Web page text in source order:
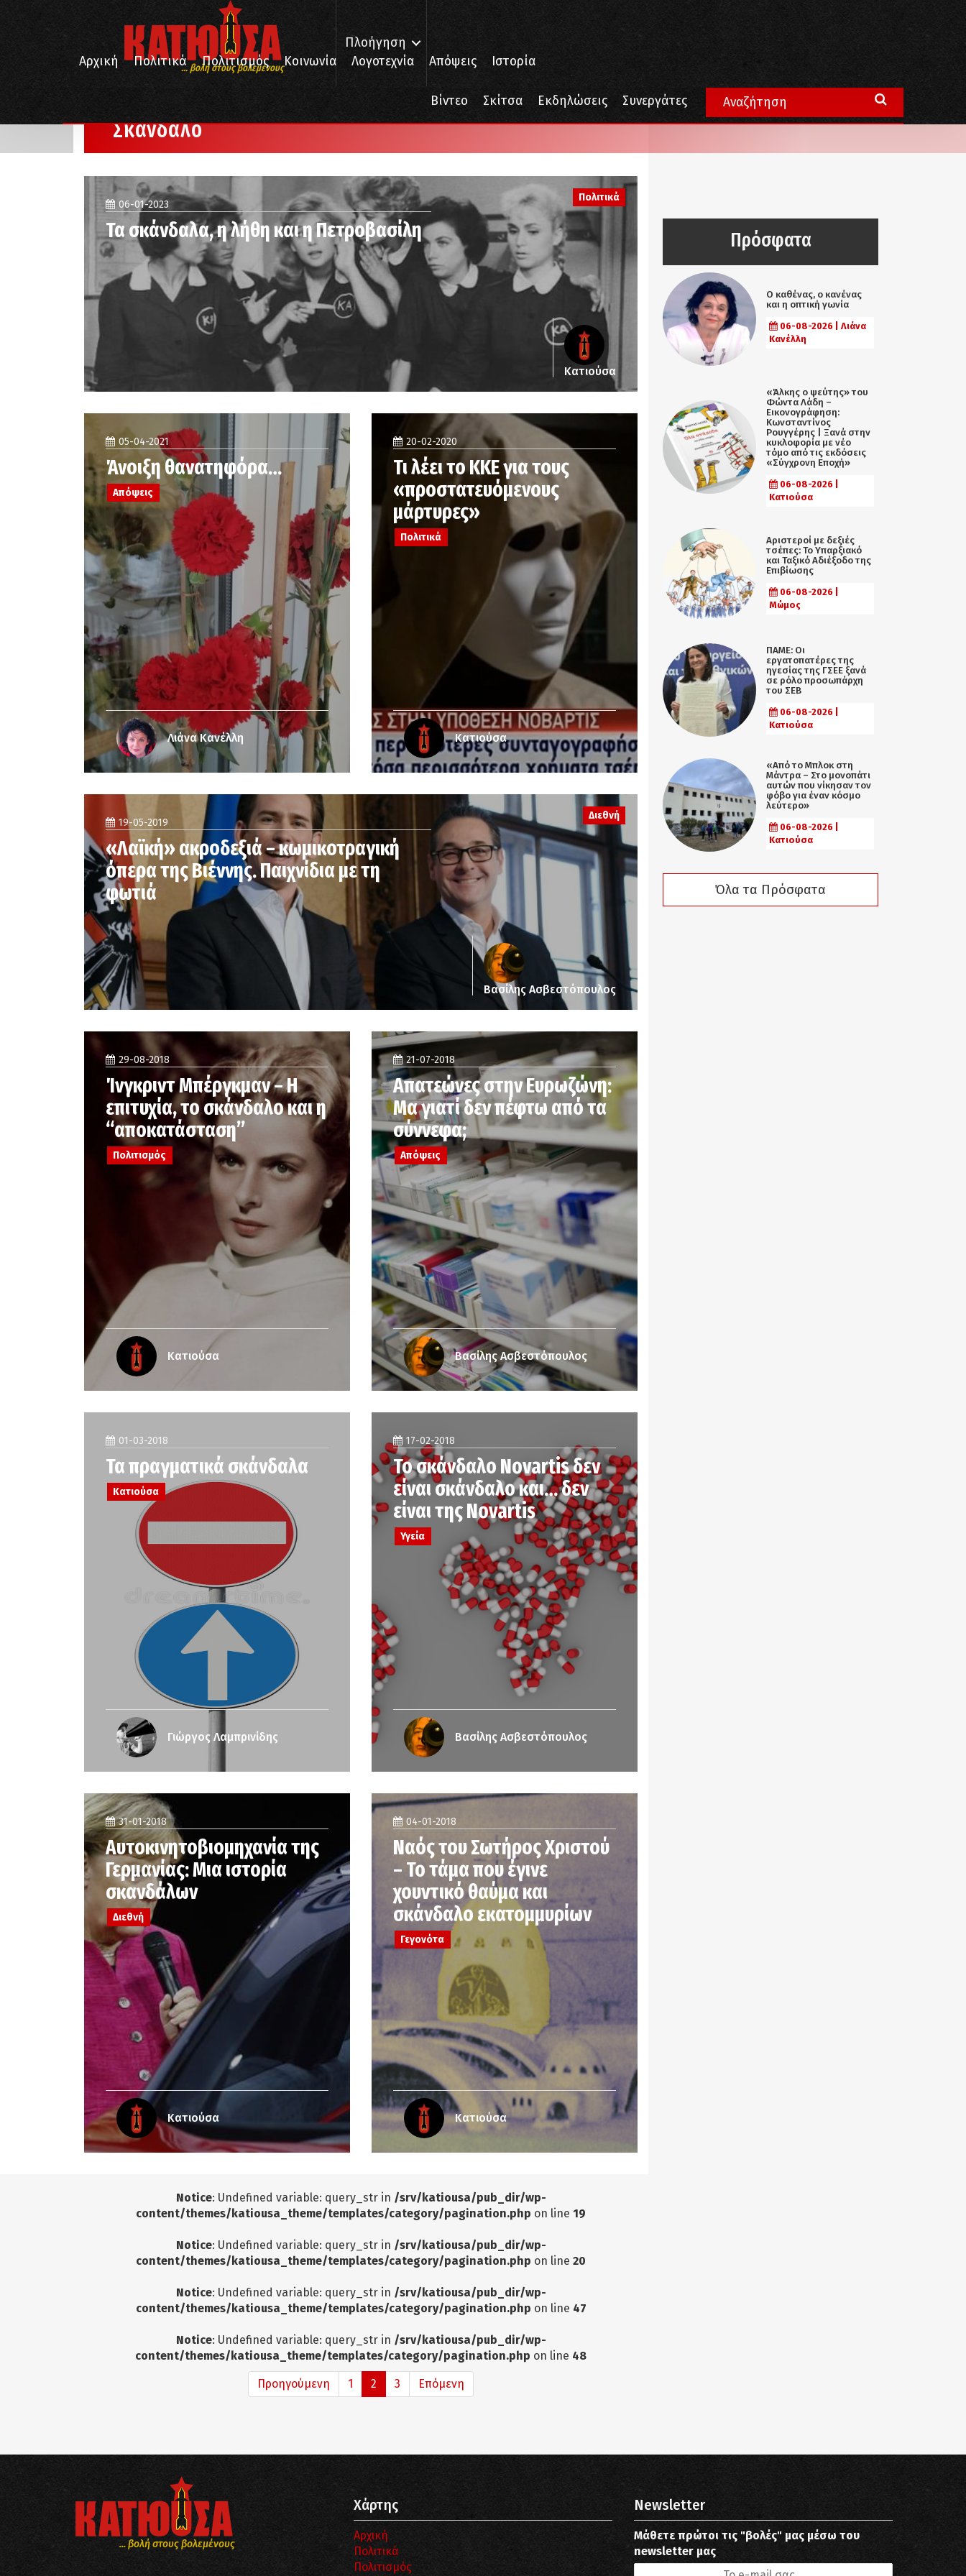
... βολή στους βολεμένους
Πλοήγηση
Αρχική
Πολιτικά Πολιτισμός Κοινωνία Λογοτεχνία Απόψεις Ιστορία
Βίντεο Σκίτσα Εκδηλώσεις Συνεργάτες
Σκάνδαλο
Σκάνδαλο
Πολιτικά
06-01-2023
Τα σκάνδαλα, η λήθη και η Πετροβασίλη
Κατιούσα
05-04-2021
Άνοιξη θανατηφόρα…
Απόψεις
Λιάνα Κανέλλη
20-02-2020
Τι λέει το ΚΚΕ για τους
«προστατευόμενους
μάρτυρες»
Πολιτικά
Κατιούσα
Διεθνή
19-05-2019
«Λαϊκή» ακροδεξιά – κωμικοτραγική
όπερα της Βιέννης. Παιχνίδια με τη
φωτιά
Βασίλης Ασβεστόπουλος
29-08-2018
Ίνγκριντ Μπέργκμαν – Η
επιτυχία, το σκάνδαλο και η
“αποκατάσταση”
Πολιτισμός
Κατιούσα
21-07-2018
Απατεώνες στην Ευρωζώνη:
Μα γιατί δεν πέφτω από τα
σύννεφα;
Απόψεις
Βασίλης Ασβεστόπουλος
01-03-2018
Τα πραγματικά σκάνδαλα
Κατιούσα
Γιώργος Λαμπρινίδης
17-02-2018
Το σκάνδαλο Novartis δεν
είναι σκάνδαλο και… δεν
είναι της Novartis
Υγεία
Βασίλης Ασβεστόπουλος
31-01-2018
Αυτοκινητοβιομηχανία της
Γερμανίας: Μια ιστορία
σκανδάλων
Διεθνή
Κατιούσα
04-01-2018
Ναός του Σωτήρος Χριστού
– Το τάμα που έγινε
χουντικό θαύμα και
σκάνδαλο εκατομμυρίων
Γεγονότα
Κατιούσα
Notice: Undefined variable: query_str in /srv/katiousa/pub_dir/wp-
content/themes/katiousa_theme/templates/category/pagination.php on line 19
Notice: Undefined variable: query_str in /srv/katiousa/pub_dir/wp-
content/themes/katiousa_theme/templates/category/pagination.php on line 20
Notice: Undefined variable: query_str in /srv/katiousa/pub_dir/wp-
content/themes/katiousa_theme/templates/category/pagination.php on line 47
Notice: Undefined variable: query_str in /srv/katiousa/pub_dir/wp-
content/themes/katiousa_theme/templates/category/pagination.php on line 48
Προηγούμενη 1 2 3 Επόμενη
Πρόσφατα
Ο καθένας, ο κανένας
και η οπτική γωνία
06-08-2026 | Λιάνα
Κανέλλη
«Άλκης ο ψεύτης» του
Φώντα Λάδη –
Εικονογράφηση:
Κωνσταντίνος
Ρουγγέρης | Ξανά στην
κυκλοφορία με νέο
τόμο από τις εκδόσεις
«Σύγχρονη Εποχή»
06-08-2026 |
Κατιούσα
Αριστεροί με δεξιές
τσέπες: Το Υπαρξιακό
και Ταξικό Αδιέξοδο της
Επιβίωσης
06-08-2026 |
Μώμος
ΠΑΜΕ: Οι
εργατοπατέρες της
ηγεσίας της ΓΣΕΕ ξανά
σε ρόλο προσωπάρχη
του ΣΕΒ
06-08-2026 |
Κατιούσα
«Από το Μπλοκ στη
Μάντρα – Στο μονοπάτι
αυτών που νίκησαν τον
φόβο για έναν κόσμο
λεύτερο»
06-08-2026 |
Κατιούσα
Όλα τα Πρόσφατα
... βολή στους βολεμένους
Χάρτης
Αρχική
Πολιτικά
Πολιτισμός
Newsletter
Μάθετε πρώτοι τις "βολές" μας μέσω του
newsletter μας